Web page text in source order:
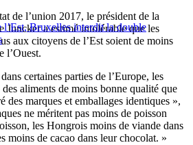
l’Est, Bruxelles interdit la double
de l’union 2017, le président de la
Juncker a estimé intolérable que les
aux citoyens de l’Est soient de moins
l’Ouest.
certaines parties de l’Europe, les
aliments de moins bonne qualité que
des marques et emballages identiques »,
ne méritent pas moins de poisson
les Hongrois moins de viande dans
moins de cacao dans leur chocolat. »